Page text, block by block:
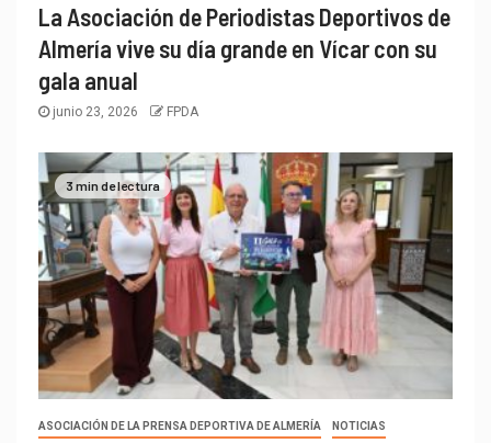
La Asociación de Periodistas Deportivos de
Almería vive su día grande en Vícar con su
gala anual
junio 23, 2026 FPDA
3 min de lectura
ASOCIACIÓN DE LA PRENSA DEPORTIVA DE ALMERÍA NOTICIAS